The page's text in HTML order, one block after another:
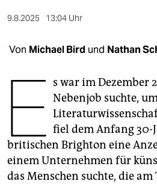
abo
9.8.2025 13:04 Uhr
Von Michael Bird und Nathan
E s war im Dezember
Nebenjob suchte,
fiel dem Anfang 30-
britischen Brighton eine
einem Unternehmen für
das Menschen suchte, die